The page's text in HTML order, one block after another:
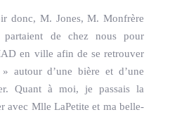
donc, M. Jones, M. Monfrère
de chez nous pour
en ville afin de se retrouver
autour d’une bière et d’une
Quant à moi, je passais la
avec Mlle LaPetite et ma belle-